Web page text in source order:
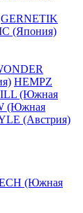
GERNETIK
(Япония)
HEMPZ
(Южная
(Южная
(Австрия)
(Южная